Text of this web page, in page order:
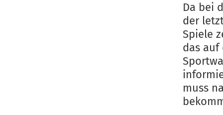
Da bei
der
Spiele
das auf
muss